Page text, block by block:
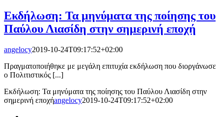
Εκδήλωση: Τα μηνύματα της ποίησης του
Παύλου Λιασίδη στην σημερινή εποχή
angelocy2019-10-24T09:17:52+02:00
Πραγματοποιήθηκε με μεγάλη επιτυχία εκδήλωση που διοργάνωσε
ο Πολιτιστικός [...]
Εκδήλωση: Τα μηνύματα της ποίησης του Παύλου Λιασίδη στην
σημερινή εποχήangelocy2019-10-24T09:17:52+02:00